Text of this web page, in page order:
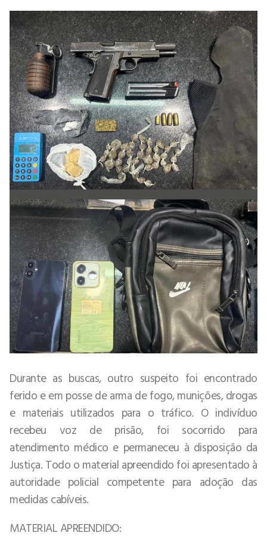
Durante as buscas, outro suspeito foi encontrado
ferido e em posse de arma de fogo, munições, drogas
e materiais utilizados para o tráfico. O indivíduo
recebeu voz de prisão, foi socorrido para
atendimento médico e permaneceu à disposição da
Justiça. Todo o material apreendido foi apresentado à
autoridade policial competente para adoção das
medidas cabíveis.
MATERIAL APREENDIDO: